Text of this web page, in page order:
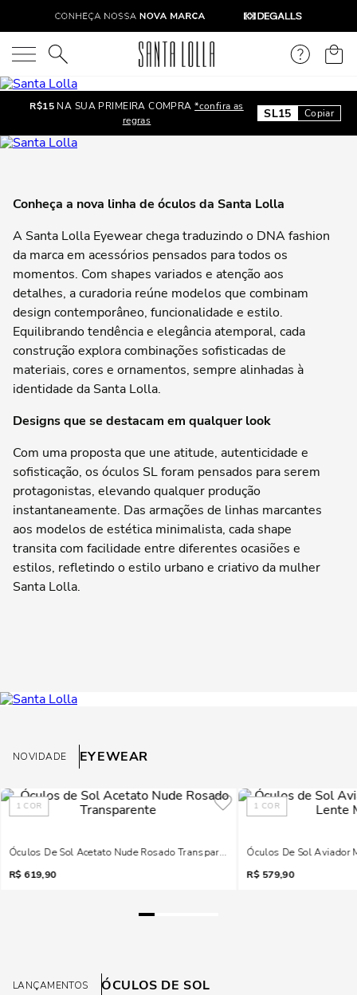
O que você está procurando?
R$15 NA SUA PRIMEIRA COMPRA*confira as
regras
SL15 Copiar
Conheça a nova linha de óculos da Santa Lolla
A Santa Lolla Eyewear chega traduzindo o DNA fashion
da marca em acessórios pensados para todos os
momentos. Com shapes variados e atenção aos
detalhes, a curadoria reúne modelos que combinam
design contemporâneo, funcionalidade e estilo.
Equilibrando tendência e elegância atemporal, cada
construção explora combinações sofisticadas de
materiais, cores e ornamentos, sempre alinhadas à
identidade da Santa Lolla.
Designs que se destacam em qualquer look
Com uma proposta que une atitude, autenticidade e
sofisticação, os óculos SL foram pensados para serem
protagonistas, elevando qualquer produção
instantaneamente. Das armações de linhas marcantes
aos modelos de estética minimalista, cada shape
transita com facilidade entre diferentes ocasiões e
estilos, refletindo o estilo urbano e criativo da mulher
Santa Lolla.
NOVIDADE EYEWEAR
1 COR
Óculos De Sol Acetato Nude Rosado Transparente
R$ 619,90
1 COR
Óculos De Sol Aviador
R$ 579,90
LANÇAMENTOS ÓCULOS DE SOL